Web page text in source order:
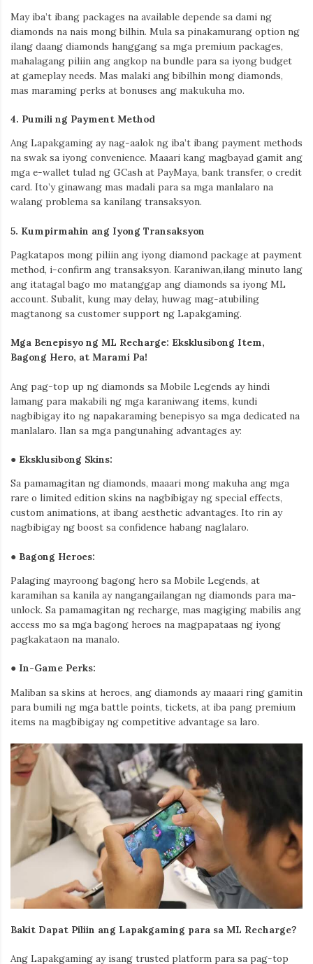
May iba’t ibang packages na available depende sa dami ng
diamonds na nais mong bilhin. Mula sa pinakamurang option ng
ilang daang diamonds hanggang sa mga premium packages,
mahalagang piliin ang angkop na bundle para sa iyong budget
at gameplay needs. Mas malaki ang bibilhin mong diamonds,
mas maraming perks at bonuses ang makukuha mo.
4. Pumili ng Payment Method
Ang Lapakgaming ay nag-aalok ng iba’t ibang payment methods
na swak sa iyong convenience. Maaari kang magbayad gamit ang
mga e-wallet tulad ng GCash at PayMaya, bank transfer, o credit
card. Ito’y ginawang mas madali para sa mga manlalaro na
walang problema sa kanilang transaksyon.
5. Kumpirmahin ang Iyong Transaksyon
Pagkatapos mong piliin ang iyong diamond package at payment
method, i-confirm ang transaksyon. Karaniwan,ilang minuto lang
ang itatagal bago mo matanggap ang diamonds sa iyong ML
account. Subalit, kung may delay, huwag mag-atubiling
magtanong sa customer support ng Lapakgaming.
Mga Benepisyo ng ML Recharge: Eksklusibong Item,
Bagong Hero, at Marami Pa!
Ang pag-top up ng diamonds sa Mobile Legends ay hindi
lamang para makabili ng mga karaniwang items, kundi
nagbibigay ito ng napakaraming benepisyo sa mga dedicated na
manlalaro. Ilan sa mga pangunahing advantages ay:
● Eksklusibong Skins:
Sa pamamagitan ng diamonds, maaari mong makuha ang mga
rare o limited edition skins na nagbibigay ng special effects,
custom animations, at ibang aesthetic advantages. Ito rin ay
nagbibigay ng boost sa confidence habang naglalaro.
● Bagong Heroes:
Palaging mayroong bagong hero sa Mobile Legends, at
karamihan sa kanila ay nangangailangan ng diamonds para ma-
unlock. Sa pamamagitan ng recharge, mas magiging mabilis ang
access mo sa mga bagong heroes na magpapataas ng iyong
pagkakataon na manalo.
● In-Game Perks:
Maliban sa skins at heroes, ang diamonds ay maaari ring gamitin
para bumili ng mga battle points, tickets, at iba pang premium
items na magbibigay ng competitive advantage sa laro.
Bakit Dapat Piliin ang Lapakgaming para sa ML Recharge?
Ang Lapakgaming ay isang trusted platform para sa pag-top